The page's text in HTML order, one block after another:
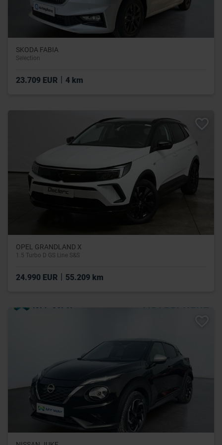
SKODA FABIA
Selection
23.709 EUR | 4 km
OPEL GRANDLAND X
1.5 Turbo D GS Line S&S
24.990 EUR 55.209 km